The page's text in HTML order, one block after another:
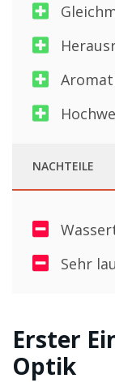
NACHTEILE
Sehr
Erster
Optik